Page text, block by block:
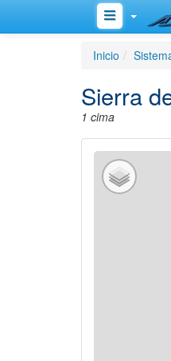
Inicio
Sierra
1 cima